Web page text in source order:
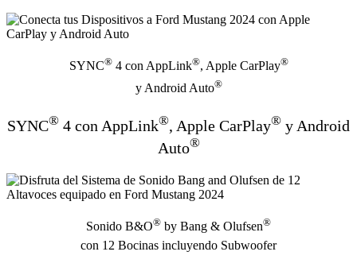
SYNC®4 con AppLink®, Apple CarPlay®
y Android Auto®
SYNC® 4 con AppLink®, Apple CarPlay® y Android
Auto®
Sonido B&O® by Bang & Olufsen®
con 12 Bocinas incluyendo Subwoofer